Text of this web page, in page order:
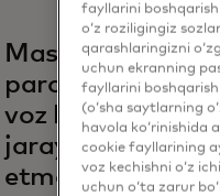
Mastercard
parollar va
voz kechib,
jarayonini
etmoqda
fayllarini
o‘z roziligingiz
qarashlaringizni
uchun ekranning
fayllarini
(o‘sha saytlarning
havola ko‘rinishida
cookie fayllarining
voz kechishni o‘z
uchun o‘ta zarur